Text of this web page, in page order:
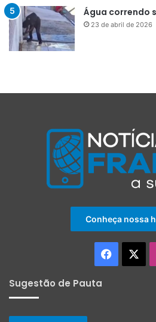
Água correndo
23 de abril de 2026
Conheça nossa
Sugestão de Pauta